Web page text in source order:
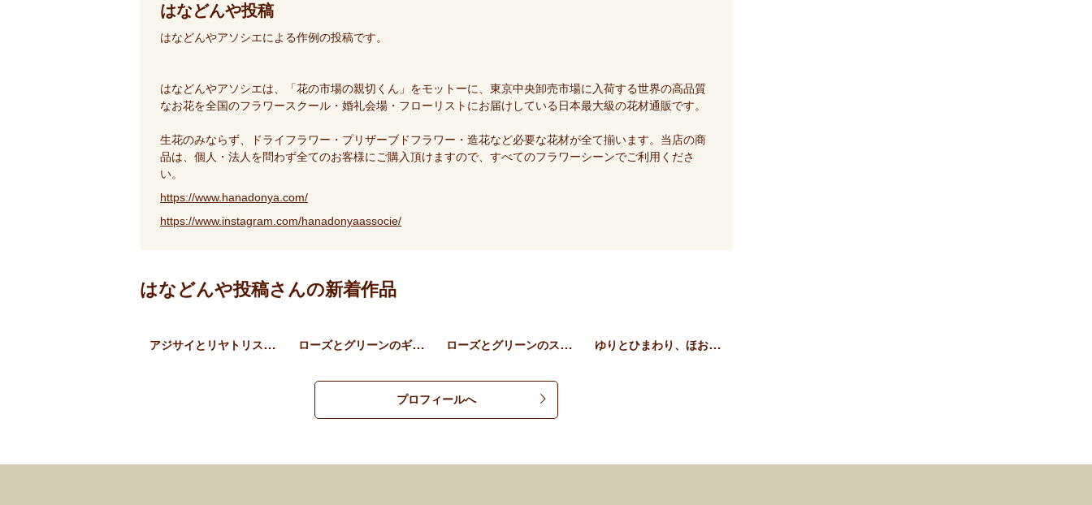
はなどんや投稿
はなどんやアソシエによる作例の投稿です。
はなどんやアソシエは、「花の市場の親切くん」をモットーに、東京中央卸売市場に入荷する世界の高品質
なお花を全国のフラワースクール・婚礼会場・フローリストにお届けしている日本最大級の花材通販です。
生花のみならず、ドライフラワー・プリザーブドフラワー・造花など必要な花材が全て揃います。当店の商
品は、個人・法人を問わず全てのお客様にご購入頂けますので、すべてのフラワーシーンでご利用くださ
い。
https://www.hanadonya.com/
https://www.instagram.com/hanadonyaassocie/
はなどんや投稿さんの新着作品
アジサイとリヤトリス、草花… ローズとグリーンのギフトア… ローズとグリーンのスタンデ… ゆりとひまわり、ほおずきの…
プロフィールへ